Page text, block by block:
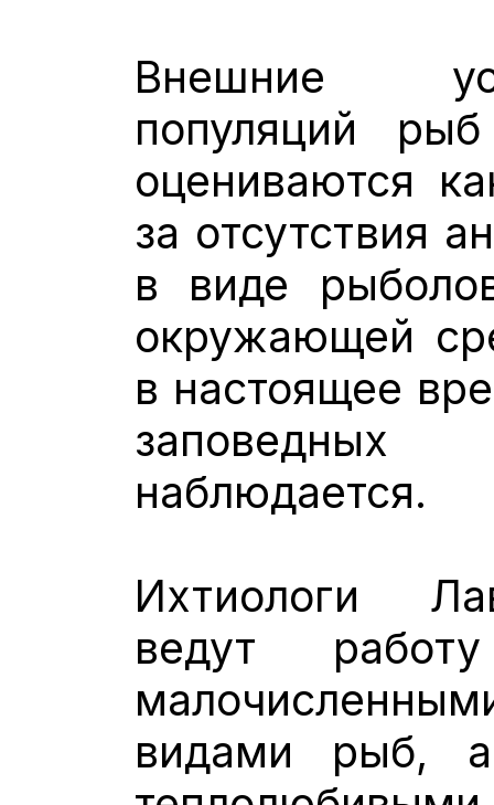
Внешние
популяций
оцениваются
за отсутствия
в виде
окружающей
в настоящее
наблюдается.
Ихтиологи
ведут
видами рыб,